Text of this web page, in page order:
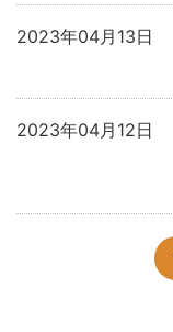
2023年04月13日
2023年04月12日